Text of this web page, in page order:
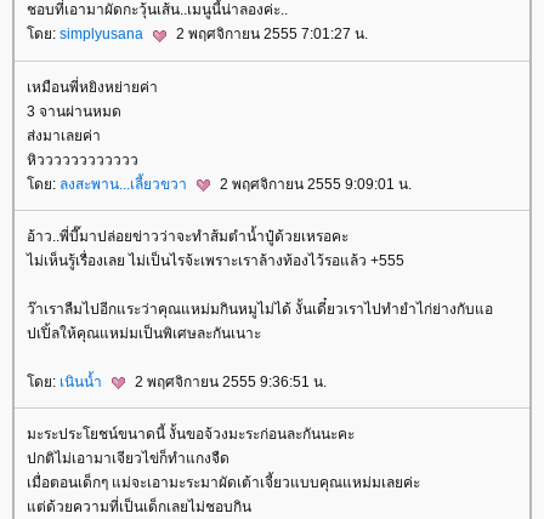
ชอบที่เอามาผัดกะวุ้นเส้น..เมนูนี้น่าลองค่ะ..
ดย: simplyusana 2 พฤศจิกายน 2555 7:01:27 น.
เหมือนพี่หยิงหย่ายค่า
3 จานผ่านหมด
ส่งมาเลยค่า
หิวววววววววววว
ดย: ลงสะพาน...เลี้ยวขวา 2 พฤศจิกายน 2555 9:09:01 น.
อ้าว..พี่บี๊มาปล่อยข่าวว่าจะทำส้มตำน้ำปู๋ด้วยเหรอคะ
ไม่เห็นรู้เรื่องเลย ไม่เป็นไรจ้ะเพราะเราล้างท้องไว้รอแล้ว +555
ว๊าเราลืมไปอีกแระว่าคุณแหม่มกินหมูไม่ได้ งั้นเดี๋ยวเราไปทำยำไก่ย่างกับแอ
ปเปิ้ลให้คุณแหม่มเป็นพิเศษละกันเนาะ
ดย: เนินน้ำ 2 พฤศจิกายน 2555 9:36:51 น.
มะระประโยชน์ขนาดนี้ งั้นขอจ้วงมะระก่อนละกันนะคะ
ปกติไม่เอามาเจียวไข่ก็ทำแกงจืด
เมื่อตอนเด็กๆ แม่จะเอามะระมาผัดเต้าเจี้ยวแบบคุณแหม่มเลยค่ะ
ต่ด้วยความที่เป็นเด็กเลยไม่ชอบกิน